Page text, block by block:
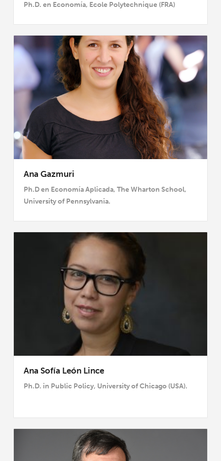
Ph.D. en Economía, Ecole Polytechnique (FRA)
Ana Gazmuri
Ph.D en Economía Aplicada, The Wharton School,
University of Pennsylvania.
Ana Sofía León Lince
Ph.D. in Public Policy, University of Chicago (USA).